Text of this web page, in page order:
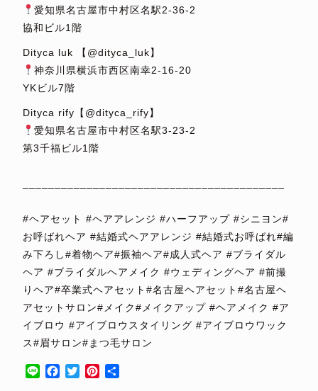
愛知県名古屋市中村区名駅2-36-2
協和ビル1階
Dityca luk 【@dityca_luk】
神奈川県横浜市西区南幸2-16-20
YKビル7階
Dityca rify【@dityca_rify】
愛知県名古屋市中村区名駅3-23-2
第3千福ビル1階
#ヘアセット #ヘアアレンジ #ハーフアップ #シニヨン#
お呼ばれヘア #結婚式ヘアアレンジ #結婚式お呼ばれ#編
み下ろし#着物ヘア#振袖ヘア#成人式ヘア #ブライダル
ヘア #ブライダルヘアメイク #ウェディングヘア #前撮
りヘア#卒業式ヘアセット#名古屋ヘアセット#名古屋ヘ
アセットサロン#メイク#メイクアップ #ヘアメイク #ア
イブロウ #アイブロウスタイリング #アイブロウワック
ス#眉サロン#まつ毛サロン
Line Facebook
TwitterPinterest